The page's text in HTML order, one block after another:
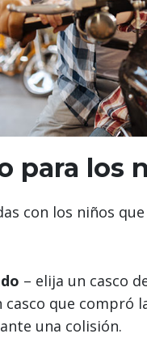
para los
con los niños
– elija un casco
que compró
una colisión.